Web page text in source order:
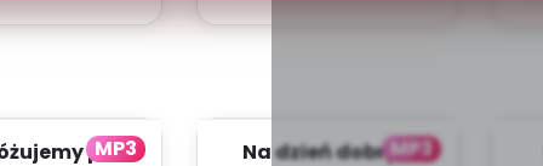
MP3
po
MP3
Na dzień dobry -